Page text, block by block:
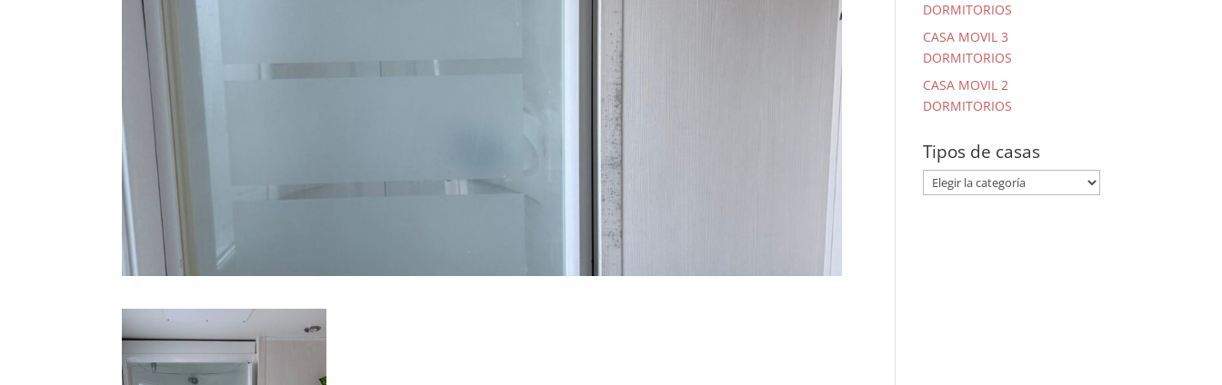
DORMITORIOS
CASA MOVIL 3
DORMITORIOS
CASA MOVIL 2
DORMITORIOS
Tipos de casas
Tipos
de